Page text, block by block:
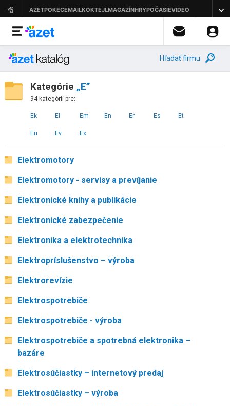
Hľadať firmu
Kategórie „E”
94 kategórií pre:
Ek El Em En Er Es Et
Eu Ev Ex
Elektromotory
Elektromotory - servisy a prevíjanie
Elektronické knihy a publikácie
Elektronické zabezpečenie
Elektronika a elektrotechnika
Elektropríslušenstvo – výroba
Elektrorevízie
Elektrospotrebiče
Elektrospotrebiče - výroba
Elektrospotrebiče a spotrebná elektronika –
bazáre
Elektrosúčiastky – internetový predaj
Elektrosúčiastky – výroba